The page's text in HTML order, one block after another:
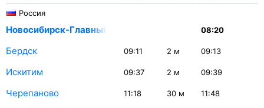
Россия
Новосибирск-Главный 08:20
Бердск 09:11 2 м 09:13
Искитим 09:37 2 м 09:39
Черепаново 11:18 30 м 11:48